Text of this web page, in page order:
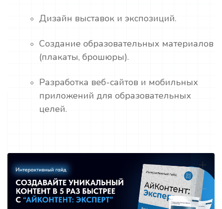
Дизайн выставок и экспозиций.
Создание образовательных материалов
(плакаты, брошюры).
Разработка веб-сайтов и мобильных
приложений для образовательных
целей.